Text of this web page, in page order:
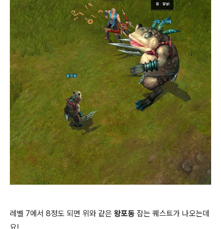
레벨 7에서 8정도 되면 위와 같은 왕포동 잡는 퀘스트가 나오는데